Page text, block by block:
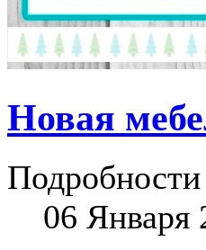
Новая
Подробности
06 Января